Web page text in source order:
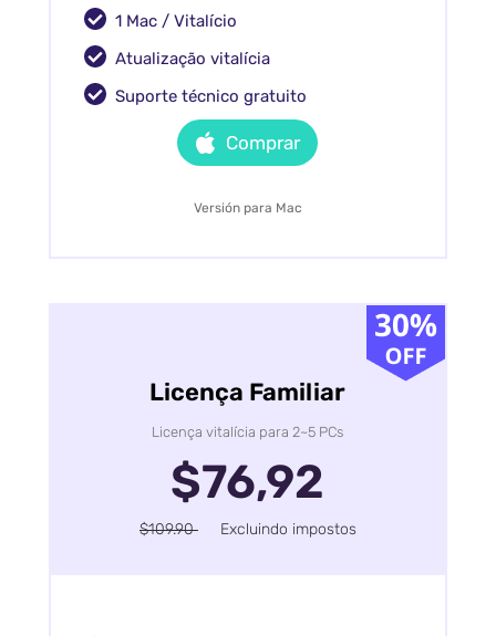
1 Mac / Vitalício
Atualização vitalícia
Suporte técnico gratuito
Comprar
Versión para Mac
Licença Familiar
Licença vitalícia para 2~5 PCs
$76,92
$109.90 Excluindo impostos